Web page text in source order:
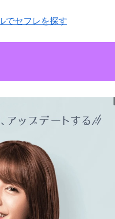
でセフレを探す